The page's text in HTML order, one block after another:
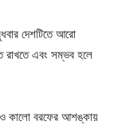
দেশটিতে আরো
রাখতে এবং সম্ভব হলে
ও কালো বরফের আশঙ্কায়